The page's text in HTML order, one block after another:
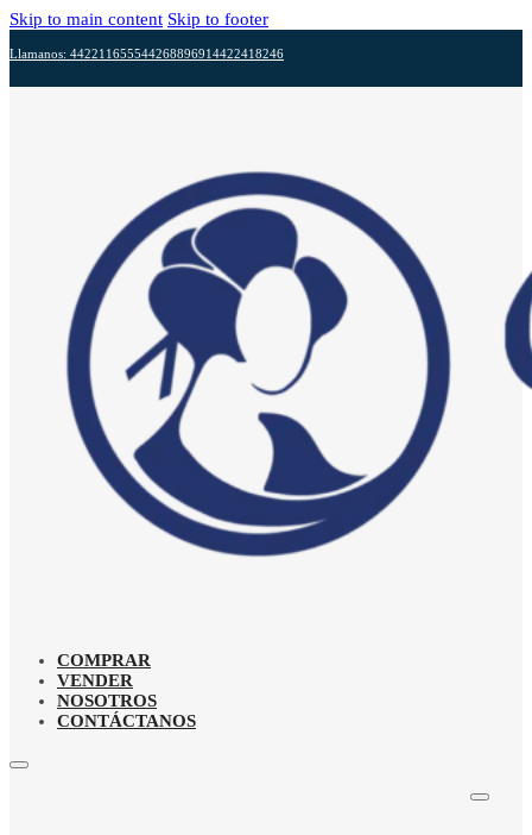
Skip to main content Skip to footer
Llamanos: 442211655544268896914422418246
COMPRAR
VENDER
NOSOTROS
CONTÁCTANOS